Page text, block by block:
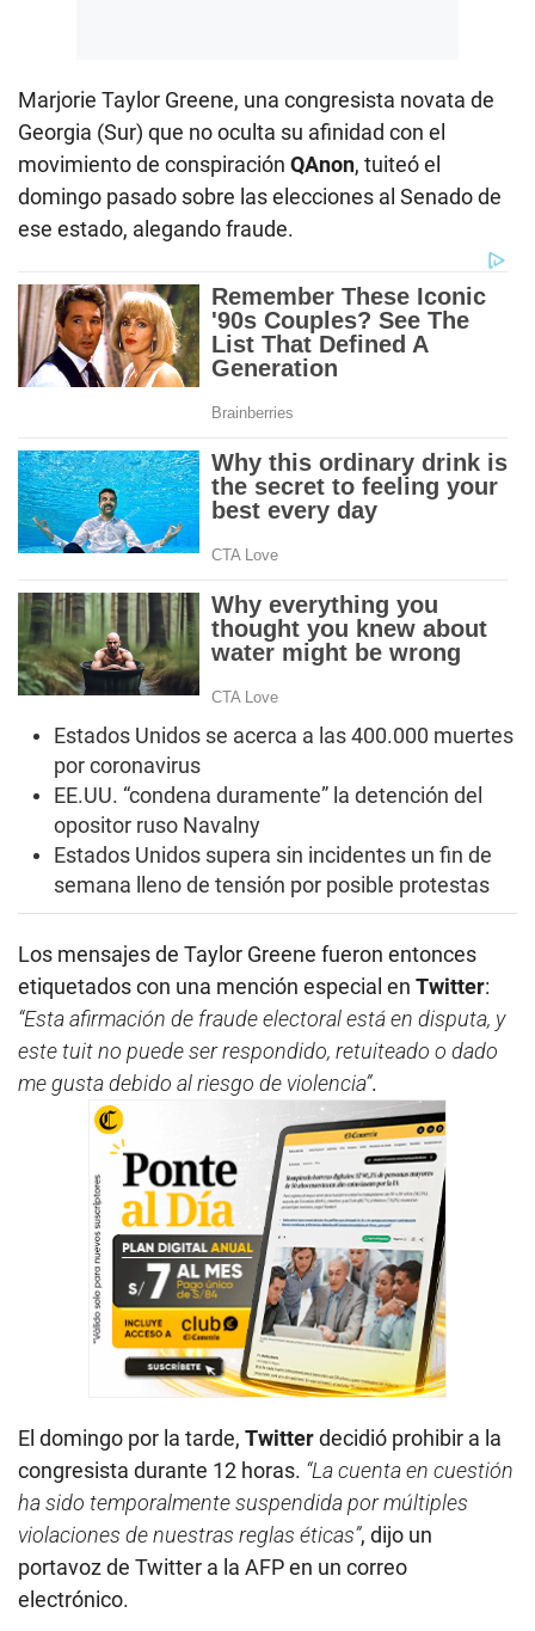
Marjorie Taylor Greene, una congresista novata de
Georgia (Sur) que no oculta su afinidad con el
movimiento de conspiración QAnon, tuiteó el
domingo pasado sobre las elecciones al Senado de
ese estado, alegando fraude.
Estados Unidos se acerca a las 400.000 muertes
por coronavirus
EE.UU. “condena duramente” la detención del
opositor ruso Navalny
Estados Unidos supera sin incidentes un fin de
semana lleno de tensión por posible protestas
Los mensajes de Taylor Greene fueron entonces
etiquetados con una mención especial en Twitter:
“Esta afirmación de fraude electoral está en disputa, y
este tuit no puede ser respondido, retuiteado o dado
me gusta debido al riesgo de violencia”.
El domingo por la tarde, Twitterdecidió prohibir a la
congresista durante 12 horas. “La cuenta en cuestión
ha sido temporalmente suspendida por múltiples
violaciones de nuestras reglas éticas”, dijo un
portavoz de Twitter a la AFP en un correo
electrónico.